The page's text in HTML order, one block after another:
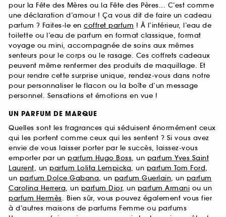
pour la Fête des Mères ou la Fête des Pères... C’est comme
une déclaration d’amour ! Ça vous dit de faire un cadeau
parfum ? Faites-le en coffret parfum ! À l’intérieur, l’eau de
toilette ou l’eau de parfum en format classique, format
voyage ou mini, accompagnée de soins aux mêmes
senteurs pour le corps ou le rasage. Ces coffrets cadeaux
peuvent même renfermer des produits de maquillage. Et
pour rendre cette surprise unique, rendez-vous dans notre
pour personnaliser le flacon ou la boîte d’un message
personnel. Sensations et émotions en vue !
UN PARFUM DE MARQUE
Quelles sont les fragrances qui séduisent énormément ceux
qui les portent comme ceux qui les sentent ? Si vous avez
envie de vous laisser porter par le succès, laissez-vous
emporter par un parfum Hugo Boss, un parfum Yves Saint
Laurent, un parfum Lolita Lempicka, un parfum Tom Ford,
un parfum Dolce Gabana, un parfum Guerlain, un parfum
Carolina Herrera, un parfum Dior, un parfum Armani ou un
parfum Hermès. Bien sûr, vous pouvez également vous fier
à d’autres maisons de parfums Femme ou parfums